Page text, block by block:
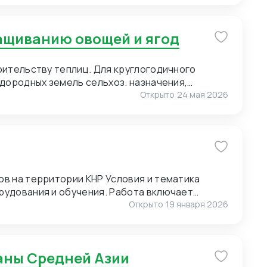
объемы. Возможно, нужен розничный
ассортимент пряжи. 4. Упаковка.
– премиальный. Широкие
овощей и ягод
теплиц. Для круглогодичного
земель сельхоз. назначения,
Открыто 24 мая 2026
КНР Условия и тематика
и обучения. Работа включает
и экскурсиях. Требуются переводчики для
проживание, питание и
Открыто 19 января 2026
Средней Азии